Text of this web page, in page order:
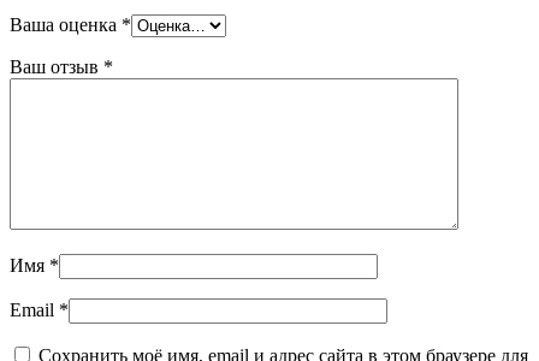
Ваша оценка *
Ваш отзыв *
Имя *
Email *
Сохранить моё имя, email и адрес сайта в этом браузере для